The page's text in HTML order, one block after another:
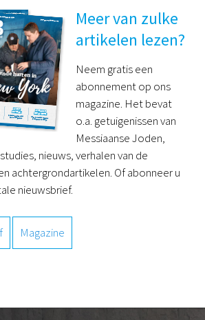
Meer van zulke
artikelen lezen?
Neem gratis een
abonnement op ons
magazine. Het bevat
o.a. getuigenissen van
Messiaanse Joden,
nieuws, verhalen van de
achtergrondartikelen. Of abonneer u
nieuwsbrief.
Magazine